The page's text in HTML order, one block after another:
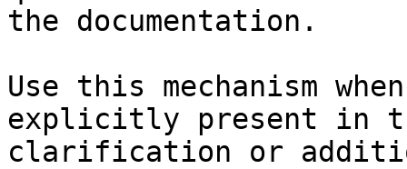
the documentation.
Use this mechanism
explicitly present in
clarification or